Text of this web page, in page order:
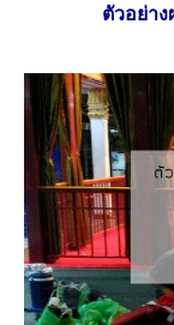
ตัวอย่า